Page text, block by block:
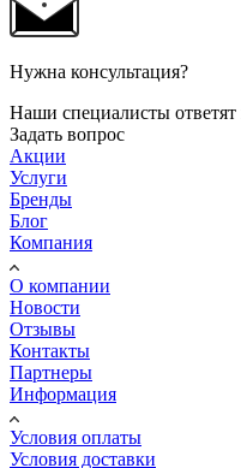
Нужна консультация?
Наши специалисты
Задать вопрос
Акции
Услуги
Бренды
Блог
Компания
О компании
Новости
Отзывы
Контакты
Партнеры
Информация
Условия оплаты
Условия доставки